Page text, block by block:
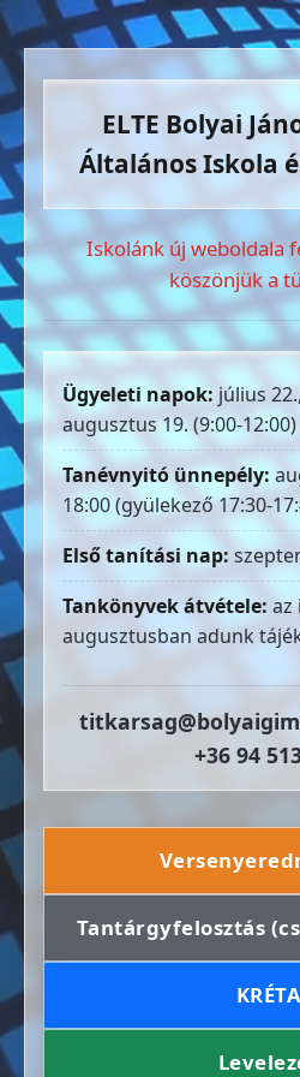
ELTE Bolyai
Általános Iskola
Iskolánk új weboldala
köszönjük a
Ügyeleti napok: július
augusztus 19. (9:00-12:00)
Tanévnyitó ünnepély:
18:00 (gyülekező 17:30-
Első tanítási nap:
Tankönyvek átvétele: az
augusztusban adunk
+36 94
Tantárgyfelosztás
KRÉTA